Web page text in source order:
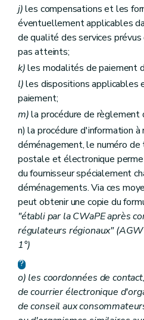
j)les compensations et les
éventuellement applicables
de qualité des services
pas atteints;
k)les modalités de paiement
l)les dispositions applicables
paiement;
m)la procédure de règlement
n) la procédure d'information
déménagement, le numéro
postale et électronique
du fournisseur spécialement
déménagements. Via ces
peut obtenir une copie du
"établi par la CWaPE après
régulateurs régionaux"
1°)
o) les coordonnées de
de courrier électronique
de conseil aux